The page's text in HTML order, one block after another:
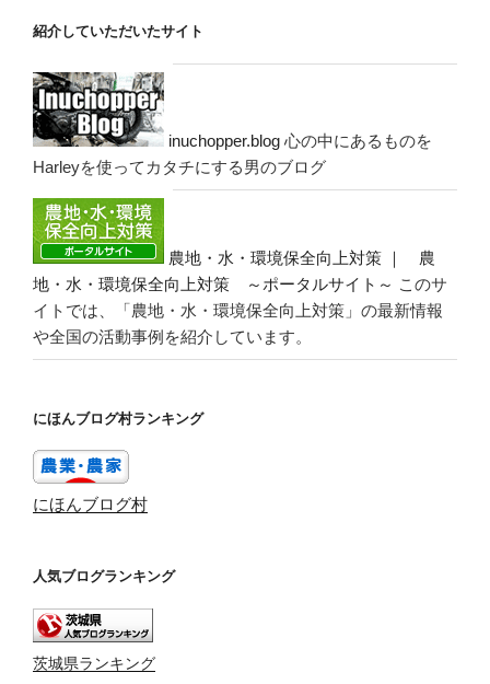
紹介していただいたサイト
inuchopper.blog 心の中にあるものを
Harleyを使ってカタチにする男のブログ
農地・水・環境保全向上対策 ｜ 農
地・水・環境保全向上対策 ～ポータルサイト～ このサ
イトでは、「農地・水・環境保全向上対策」の最新情報
や全国の活動事例を紹介しています。
にほんブログ村ランキング
にほんブログ村
人気ブログランキング
茨城県ランキング